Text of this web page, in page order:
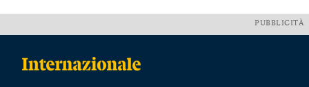
PUBBLICITÀ